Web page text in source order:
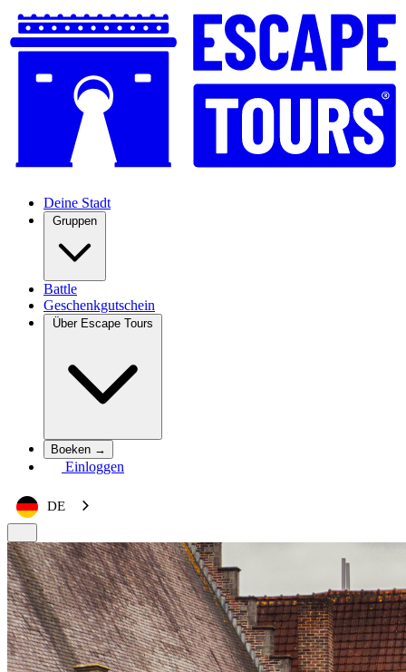
Deine Stadt
Gruppen
Battle
Geschenkgutschein
Über Escape Tours
Boeken →
Einloggen
DE